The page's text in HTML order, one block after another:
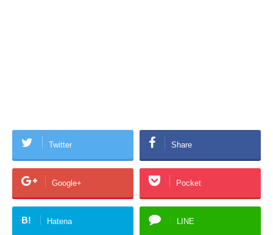
Twitter Share
Google+ Pocket
B! Hatena LINE